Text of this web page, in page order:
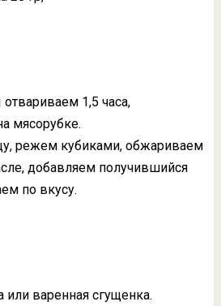
1,5 часа,
мясорубке.
режем кубиками, обжариваем
добавляем получившийся
по вкусу.
варенная сгущенка.